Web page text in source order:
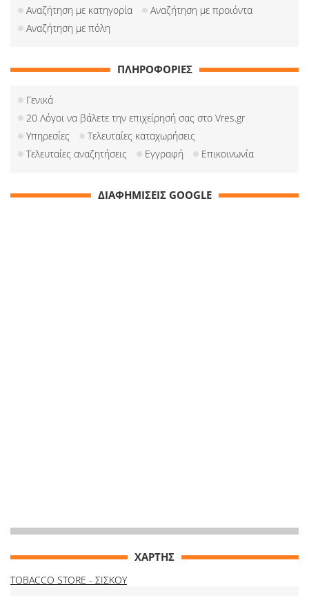
Αναζήτηση με κατηγορία
Αναζήτηση με προιόντα
Αναζήτηση με πόλη
ΠΛΗΡΟΦΟΡΙΕΣ
Γενικά
20 Λόγοι να βάλετε την επιχείρησή σας στο Vres.gr
Υπηρεσίες
Τελευταίες καταχωρήσεις
Τελευταίες αναζητήσεις
Εγγραφή Επικοινωνία
ΔΙΑΦΗΜΙΣΕΙΣ GOOGLE
ΧΑΡΤΗΣ
TOBACCO STORE - ΣΙΣΚΟΥ